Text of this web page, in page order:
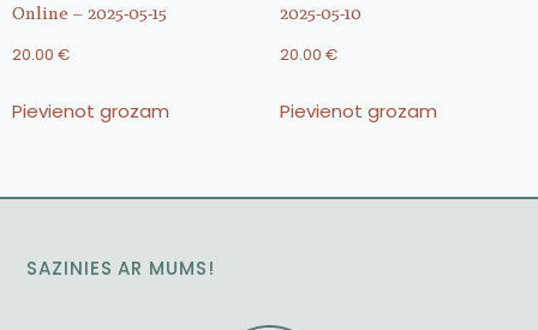
Online – 2025-05-15
20.00 €
Pievienot grozam
2025-05-10
20.00 €
Pievienot grozam
SAZINIES AR MUMS!